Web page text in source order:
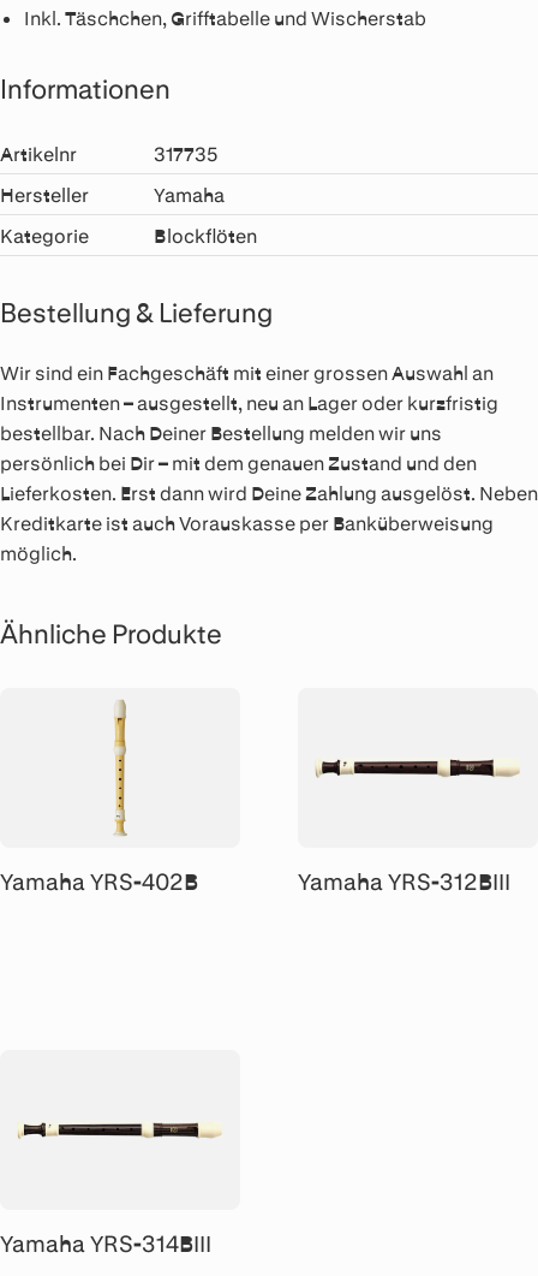
Inkl. Täschchen, Grifftabelle und Wischerstab
Informationen
Artikelnr
317735
Hersteller
Yamaha
Kategorie
Blockflöten
Bestellung & Lieferung
Wir sind ein Fachgeschäft mit einer grossen Auswahl an
Instrumenten – ausgestellt, neu an Lager oder kurzfristig
bestellbar. Nach Deiner Bestellung melden wir uns
persönlich bei Dir – mit dem genauen Zustand und den
Lieferkosten. Erst dann wird Deine Zahlung ausgelöst. Neben
Kreditkarte ist auch Vorauskasse per Banküberweisung
möglich.
Ähnliche Produkte
Yamaha YRS-402B Yamaha YRS-312BIII
Yamaha YRS-314BIII